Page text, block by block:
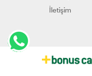
İletişim